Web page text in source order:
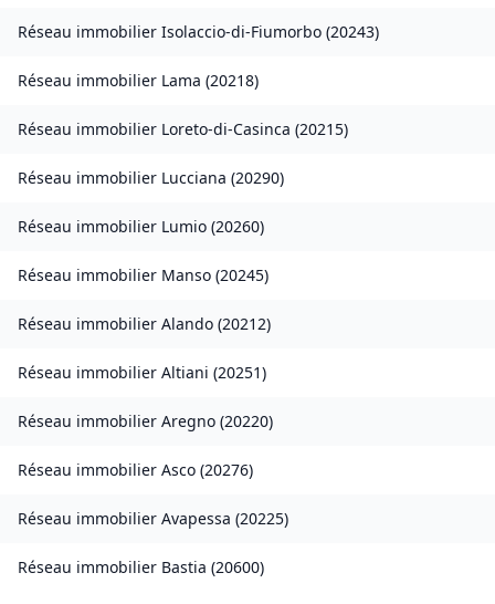
Réseau immobilier Isolaccio-di-Fiumorbo (20243)
Réseau immobilier Lama (20218)
Réseau immobilier Loreto-di-Casinca (20215)
Réseau immobilier Lucciana (20290)
Réseau immobilier Lumio (20260)
Réseau immobilier Manso (20245)
Réseau immobilier Alando (20212)
Réseau immobilier Altiani (20251)
Réseau immobilier Aregno (20220)
Réseau immobilier Asco (20276)
Réseau immobilier Avapessa (20225)
Réseau immobilier Bastia (20600)